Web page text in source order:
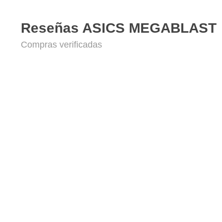
Reseñas ASICS MEGABLAST
Compras verificadas